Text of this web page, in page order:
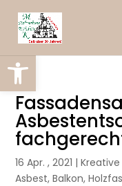
Werkzeugleiste öffnen
16 Apr. , 2021 |
Asbest,Balkon,